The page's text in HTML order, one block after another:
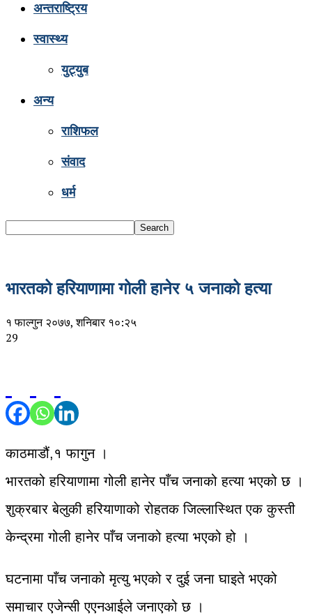
अन्तराष्ट्रिय
स्वास्थ्य
युट्युब
अन्य
राशिफल
संवाद
धर्म
भारतको हरियाणामा गोली हानेर ५ जनाको हत्या
१ फाल्गुन २०७७, शनिबार १०:२५
29
काठमाडौं,१ फागुन ।
भारतको हरियाणामा गोली हानेर पाँच जनाको हत्या भएको छ ।
शुक्रबार बेलुकी हरियाणाको रोहतक जिल्लास्थित एक कुस्ती
केन्द्रमा गोली हानेर पाँच जनाको हत्या भएको हो ।
घटनामा पाँच जनाको मृत्यु भएको र दुई जना घाइते भएको
समाचार एजेन्सी एएनआईले जनाएको छ ।